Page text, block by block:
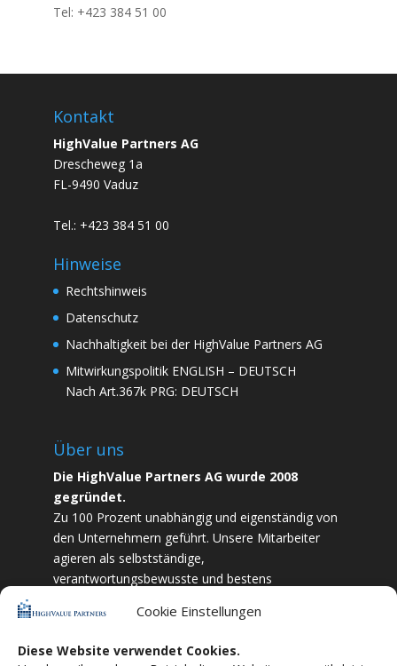
Cookie Einstellungen
Diese Website verwendet Cookies.
Tel: +423 384 51 00
Kontakt
HighValue Partners AG
Drescheweg 1a
FL-9490 Vaduz
Tel.: +423 384 51 00
Hinweise
Rechtshinweis
Datenschutz
Nachhaltigkeit bei der HighValue Partners AG
Mitwirkungspolitik ENGLISH – DEUTSCH
Nach Art.367k PRG: DEUTSCH
Über uns
Die HighValue Partners AG wurde 2008
gegründet.
Zu 100 Prozent unabhängig und eigenständig von
den Unternehmern geführt. Unsere Mitarbeiter
agieren als selbstständige,
verantwortungsbewusste und bestens
und Zielstrebigkeit sind wir bestrebt das